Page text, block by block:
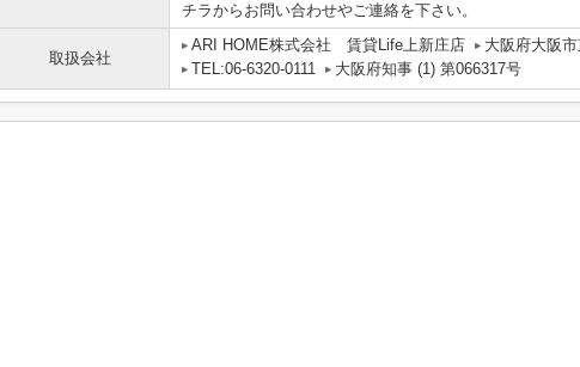
チラからお問い合わせやご連絡を下さい。
取扱会社
ARI HOME株式会社 賃貸Life上新庄店
大阪府大阪
TEL:06-6320-0111
大阪府知事 (1) 第066317号